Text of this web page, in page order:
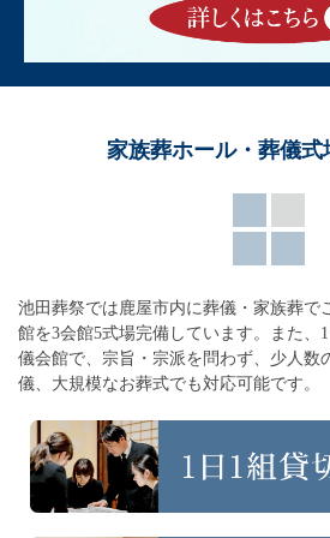
家族葬ホール・葬儀式
池田葬祭では鹿屋市内に葬儀・家族葬で
館を3会館5式場完備しています。
また、
儀会館で、宗旨・宗派を問わず、 少人数
儀、大規模なお葬式でも対応可能です。